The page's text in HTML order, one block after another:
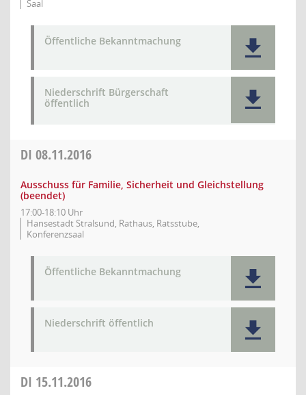
Saal
Öffentliche Bekanntmachung
Niederschrift Bürgerschaft
öffentlich
DI 08.11.2016
Ausschuss für Familie, Sicherheit und Gleichstellung
(beendet)
17:00-18:10 Uhr
Hansestadt Stralsund, Rathaus, Ratsstube,
Konferenzsaal
Öffentliche Bekanntmachung
Niederschrift öffentlich
DI 15.11.2016